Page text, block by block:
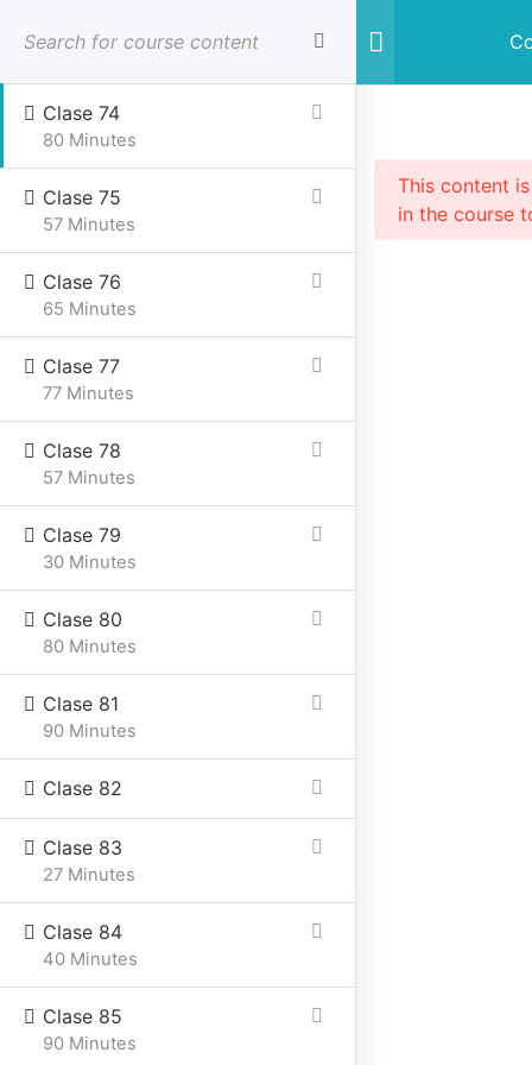
Iniciar sesión Cerrar sesion
Home Cursos online
Constelaciones Familiares
Clase 73
90 Minutes
Clase 74
80 Minutes
Clase 75
57 Minutes
Clase 76
65 Minutes
Clase 77
77 Minutes
Clase 78
57 Minutes
Clase 79
30 Minutes
Clase 80
80 Minutes
Clase 81
90 Minutes
Clase 82
Clase 83
27 Minutes
Clase 84
40 Minutes
Clase 85
90 Minutes
This content
in the course